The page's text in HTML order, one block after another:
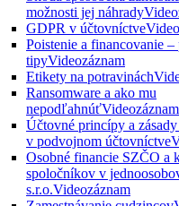
možnosti jej náhrady
GDPR v účtovníctve
Poistenie a financovanie
tipyVideozáznam
Etikety na potravinách
Ransomware a ako mu
nepodľahnúťVideozáznam
Účtovné princípy a
v podvojnom účtovníctve
Osobné financie SZČO a
spoločníkov v
s.r.o.Videozáznam